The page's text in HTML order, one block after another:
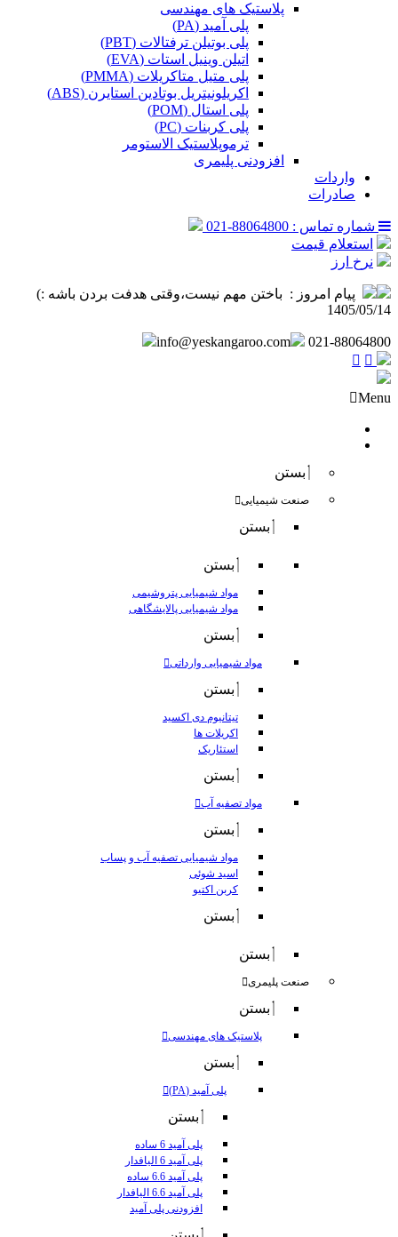
پلاستیک های مهندسی
پلی آمید (PA)
پلی بوتیلن ترفتالات (PBT)
اتیلن وینیل استات (EVA)
پلی متیل متاکریلات (PMMA)
اکریلونیتریل بوتادین استایرن (ABS)
پلی استال (POM)
پلی کربنات (PC)
ترموپلاستیک الاستومر
افزودنی پلیمری
واردات
صادرات
شماره تماس : 88064800-021
استعلام قیمت
نرخ ارز
پیام امروز : ‌ باختن مهم نیست،وقتی هدفت بردن باشه :) ️
1405/05/14
info@yeskangaroo.com 021-88064800
Menu
بستن
صنعت شیمیایی
بستن
بستن
مواد شیمیایی پتروشیمی
مواد شیمیایی پالایشگاهی
بستن
مواد شیمیایی وارداتی
بستن
تیتانیوم دی اکسید
اکریلات ها
استئاریک
بستن
مواد تصفیه آب
بستن
مواد شیمیایی تصفیه آب و پساب
اسید شوئی
کربن اکتیو
بستن
بستن
صنعت پلیمری
بستن
پلاستیک های مهندسی
بستن
پلی آمید (PA)
بستن
پلی آمید 6 ساده
پلی آمید 6 الیافدار
پلی آمید 6.6 ساده
پلی آمید 6.6 الیافدار
افزودنی پلی آمید